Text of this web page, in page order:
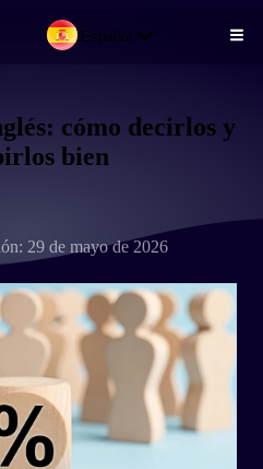
Español
cómo decirlos y
bien
29 de mayo de 2026